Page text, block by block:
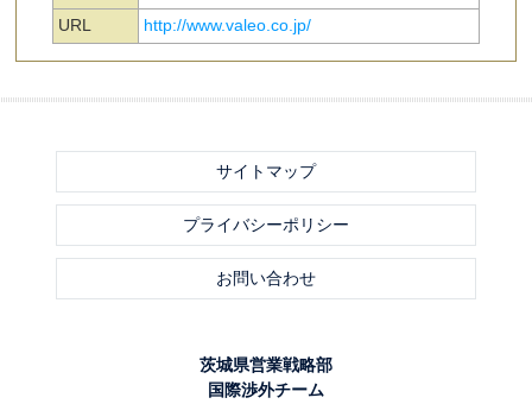
URL
http://www.valeo.co.jp/
サイトマップ
プライバシーポリシー
お問い合わせ
茨城県営業戦略部
国際渉外チーム